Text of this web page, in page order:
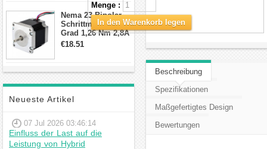
Schrittmotor
Nema 23 Bipolar
Schrittmotor 1,8
Grad 1,26 Nm 2,8A
2,5V 4 Drähte
€18.51
Neueste Artikel
07 Jul 2026 03:46:14
Einfluss der Last auf die
Leistung von Hybrid
Menge :
In den Warenkorb legen
Beschreibung
Spezifikationen
Maßgefertigtes Design
Bewertungen